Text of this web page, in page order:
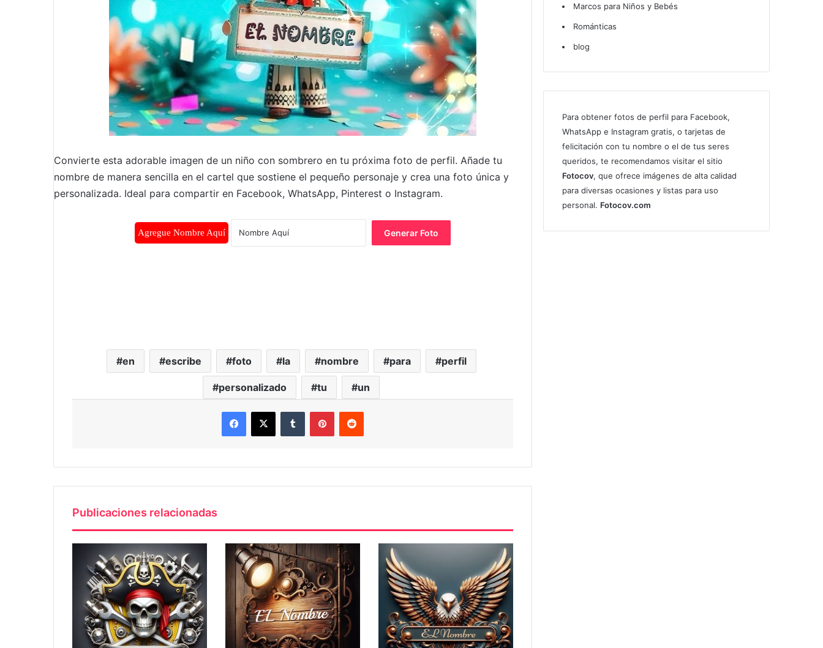
Convierte esta adorable imagen de un niño con sombrero en tu próxima foto de perfil. Añade tu
nombre de manera sencilla en el cartel que sostiene el pequeño personaje y crea una foto única y
personalizada. Ideal para compartir en Facebook, WhatsApp, Pinterest o Instagram.
Agregue Nombre Aquí Generar Foto
en escribe foto la nombre para perfil
personalizado tu un
Facebook
X TumblrPinterestReddit
Publicaciones relacionadas
Marcos para Niños y Bebés
Románticas
blog
Para obtener fotos de perfil para Facebook,
WhatsApp e Instagram gratis, o tarjetas de
felicitación con tu nombre o el de tus seres
queridos, te recomendamos visitar el sitio
Fotocov, que ofrece imágenes de alta calidad
para diversas ocasiones y listas para uso
personal. Fotocov.com